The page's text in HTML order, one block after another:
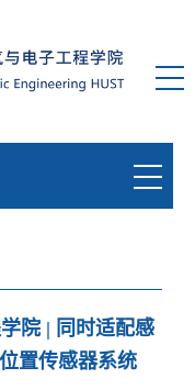
院 | 同时适配感
置传感器系统